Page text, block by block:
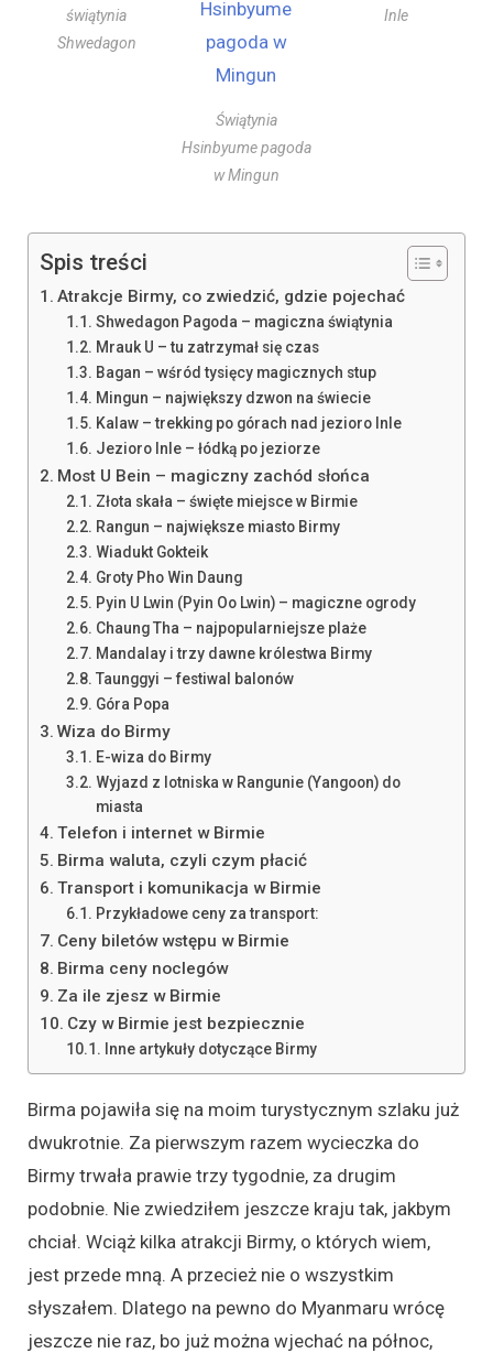
świątynia
Shwedagon
Świątynia
Hsinbyume pagoda
w Mingun
Inle
Spis treści
Atrakcje Birmy, co zwiedzić, gdzie pojechać
Shwedagon Pagoda – magiczna świątynia
Mrauk U – tu zatrzymał się czas
Bagan – wśród tysięcy magicznych stup
Mingun – największy dzwon na świecie
Kalaw – trekking po górach nad jezioro Inle
Jezioro Inle – łódką po jeziorze
Most U Bein – magiczny zachód słońca
Złota skała – święte miejsce w Birmie
Rangun – największe miasto Birmy
Wiadukt Gokteik
Groty Pho Win Daung
Pyin U Lwin (Pyin Oo Lwin) – magiczne ogrody
Chaung Tha – najpopularniejsze plaże
Mandalay i trzy dawne królestwa Birmy
Taunggyi – festiwal balonów
Góra Popa
Wiza do Birmy
E-wiza do Birmy
Wyjazd z lotniska w Rangunie (Yangoon) do
miasta
Telefon i internet w Birmie
Birma waluta, czyli czym płacić
Transport i komunikacja w Birmie
Przykładowe ceny za transport:
Ceny biletów wstępu w Birmie
Birma ceny noclegów
Za ile zjesz w Birmie
Czy w Birmie jest bezpiecznie
Inne artykuły dotyczące Birmy
Birma pojawiła się na moim turystycznym szlaku już
dwukrotnie. Za pierwszym razem wycieczka do
Birmy trwała prawie trzy tygodnie, za drugim
podobnie. Nie zwiedziłem jeszcze kraju tak, jakbym
chciał. Wciąż kilka atrakcji Birmy, o których wiem,
jest przede mną. A przecież nie o wszystkim
słyszałem. Dlatego na pewno do Myanmaru wrócę
jeszcze nie raz, bo już można wjechać na północ,